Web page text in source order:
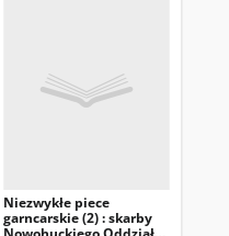
Niezwykłe piece
garncarskie (2) : skarby